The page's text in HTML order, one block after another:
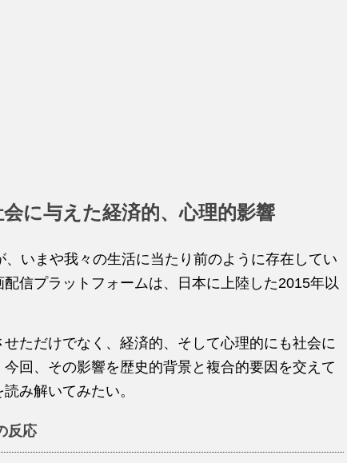
に与えた経済的、心理的影響
、いまや我々の生活に当たり前のように存在してい
信プラットフォームは、日本に上陸した2015年以
ただけでなく、経済的、そして心理的にも社会に
回、その影響を歴史的背景と複合的要因を交えて
み解いてみたい。
反応